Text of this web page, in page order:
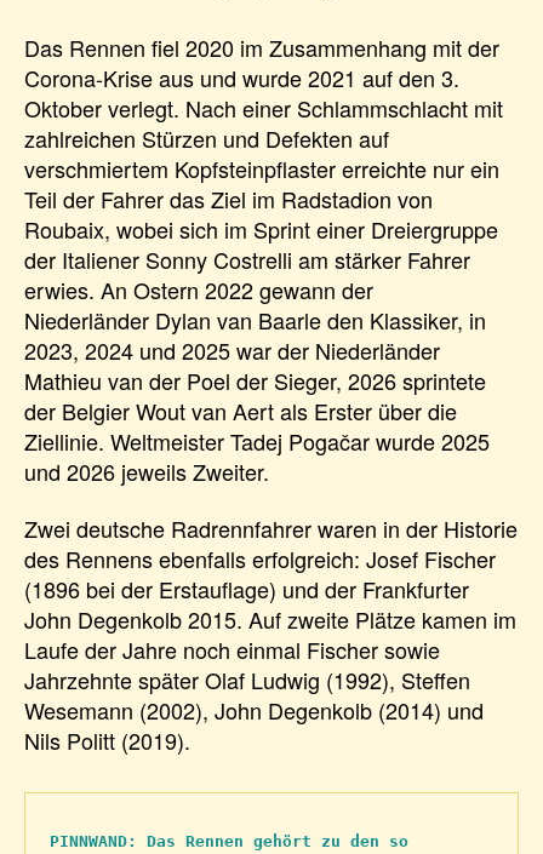
Das Rennen fiel 2020 im Zusammenhang mit der
Corona-Krise aus und wurde 2021 auf den 3.
Oktober verlegt. Nach einer Schlammschlacht mit
zahlreichen Stürzen und Defekten auf
verschmiertem Kopfsteinpflaster erreichte nur ein
Teil der Fahrer das Ziel im Radstadion von
Roubaix, wobei sich im Sprint einer Dreiergruppe
der Italiener Sonny Costrelli am stärker Fahrer
erwies. An Ostern 2022 gewann der
Niederländer Dylan van Baarle den Klassiker, in
2023, 2024 und 2025 war der Niederländer
Mathieu van der Poel der Sieger, 2026 sprintete
der Belgier Wout van Aert als Erster über die
Ziellinie. Weltmeister Tadej Pogačar wurde 2025
und 2026 jeweils Zweiter.
Zwei deutsche Radrennfahrer waren in der Historie
des Rennens ebenfalls erfolgreich: Josef Fischer
(1896 bei der Erstauflage) und der Frankfurter
John Degenkolb 2015. Auf zweite Plätze kamen im
Laufe der Jahre noch einmal Fischer sowie
Jahrzehnte später Olaf Ludwig (1992), Steffen
Wesemann (2002), John Degenkolb (2014) und
Nils Politt (2019).
PINNWAND: Das Rennen gehört zu den so